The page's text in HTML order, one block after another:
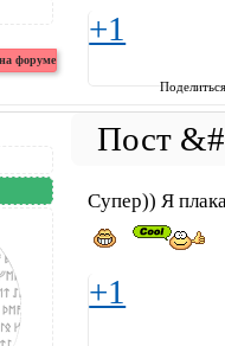
+1
Супер)) Я
+1